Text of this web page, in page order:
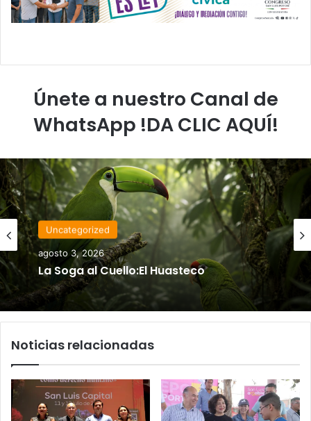
Únete a nuestro Canal de
WhatsApp !DA CLIC AQUÍ!
Uncategorized
agosto 3, 2026
La Soga al Cuello:El Huasteco
Noticias relacionadas